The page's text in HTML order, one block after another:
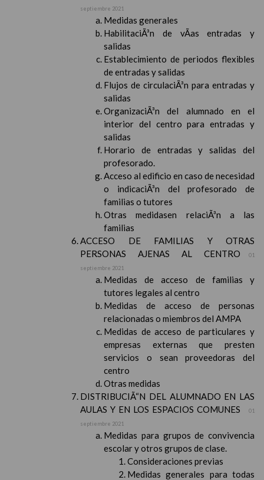
septiembre 2021
Medidas generales
HabilitaciÃ³n de vÃ­as entradas y
salidas
Establecimiento de periodos flexibles
de entradas y salidas
Flujos de circulaciÃ³n para entradas y
salidas
OrganizaciÃ³n del alumnado en el
interior del centro para entradas y
salidas
Horario de entradas y salidas del
profesorado.
Acceso al edificio en caso de necesidad
o indicaciÃ³n del profesorado de
familias o tutores
Otras medidasen relaciÃ³n a las
familias
ACCESO DE FAMILIAS Y OTRAS
PERSONAS AJENAS AL CENTRO
01
septiembre 2021
Medidas de acceso de familias y
tutores legales al centro
Medidas de acceso de personas
relacionadas o miembros del AMPA
Medidas de acceso de particulares y
empresas externas que presten
servicios o sean proveedoras del
centro
Otras medidas
DISTRIBUCIÃ“N DEL ALUMNADO EN LAS
AULAS Y EN LOS ESPACIOS COMUNES
01
septiembre 2021
Medidas para grupos de convivencia
escolar y otros grupos de clase.
Consideraciones previas
Medidas generales para todas